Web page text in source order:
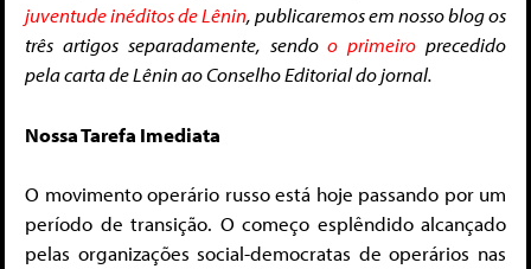
juventude inéditos de Lênin, publicaremos em nosso blog os
três artigos separadamente, sendoo primeiro precedido
pela carta de Lênin ao Conselho Editorial do jornal.
Nossa Tarefa Imediata
O movimento operário russo está hoje passando por um
período de transição. O começo esplêndido alcançado
pelas organizações social-democratas de operários nas